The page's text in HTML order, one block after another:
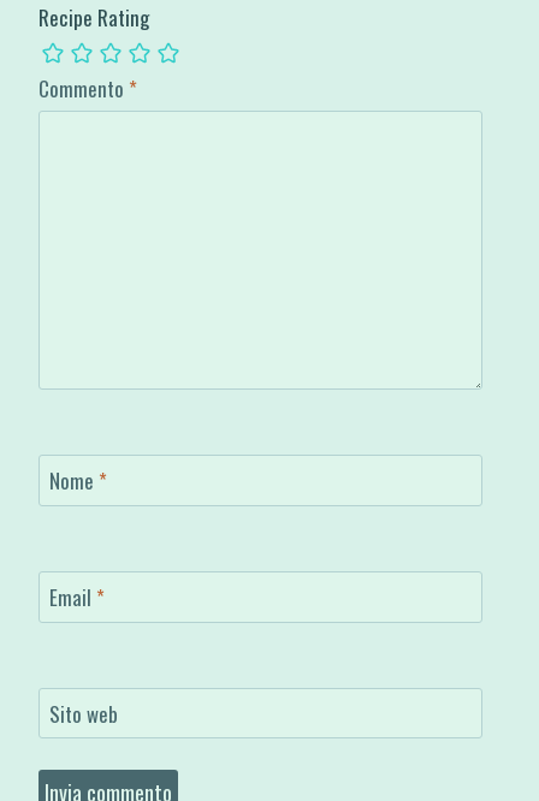
Recipe Rating
Commento *
Nome *
Email *
Sito web